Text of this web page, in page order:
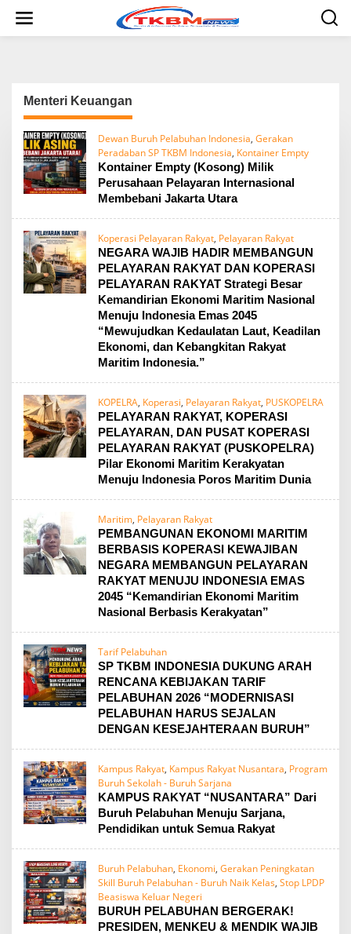
w
Menteri Keuangan
Dewan Buruh Pelabuhan Indonesia, Gerakan
Peradaban SP TKBM Indonesia, Kontainer Empty
Kontainer Empty (Kosong) Milik
Perusahaan Pelayaran Internasional
Membebani Jakarta Utara
Koperasi Pelayaran Rakyat, Pelayaran Rakyat
NEGARA WAJIB HADIR MEMBANGUN
PELAYARAN RAKYAT DAN KOPERASI
PELAYARAN RAKYAT Strategi Besar
Kemandirian Ekonomi Maritim Nasional
Menuju Indonesia Emas 2045
“Mewujudkan Kedaulatan Laut, Keadilan
Ekonomi, dan Kebangkitan Rakyat
Maritim Indonesia.”
KOPELRA, Koperasi, Pelayaran Rakyat, PUSKOPELRA
PELAYARAN RAKYAT, KOPERASI
PELAYARAN, DAN PUSAT KOPERASI
PELAYARAN RAKYAT (PUSKOPELRA)
Pilar Ekonomi Maritim Kerakyatan
Menuju Indonesia Poros Maritim Dunia
Maritim, Pelayaran Rakyat
PEMBANGUNAN EKONOMI MARITIM
BERBASIS KOPERASI KEWAJIBAN
NEGARA MEMBANGUN PELAYARAN
RAKYAT MENUJU INDONESIA EMAS
2045 “Kemandirian Ekonomi Maritim
Nasional Berbasis Kerakyatan”
Tarif Pelabuhan
SP TKBM INDONESIA DUKUNG ARAH
RENCANA KEBIJAKAN TARIF
PELABUHAN 2026 “MODERNISASI
PELABUHAN HARUS SEJALAN
DENGAN KESEJAHTERAAN BURUH”
Kampus Rakyat, Kampus Rakyat Nusantara, Program
Buruh Sekolah - Buruh Sarjana
KAMPUS RAKYAT “NUSANTARA” Dari
Buruh Pelabuhan Menuju Sarjana,
Pendidikan untuk Semua Rakyat
Buruh Pelabuhan, Ekonomi, Gerakan Peningkatan
Skill Buruh Pelabuhan - Buruh Naik Kelas, Stop LPDP
Beasiswa Keluar Negeri
BURUH PELABUHAN BERGERAK!
PRESIDEN, MENKEU & MENDIK WAJIB